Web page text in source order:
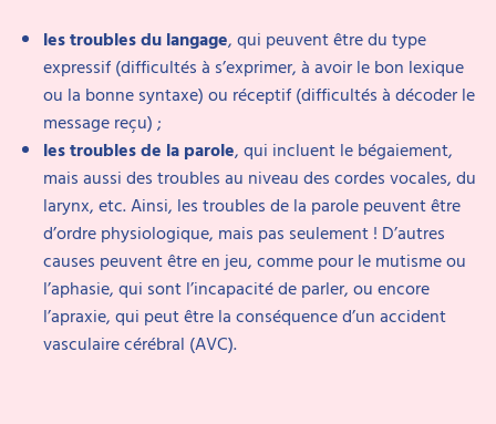
les troubles du langage, qui peuvent être du type
expressif (difficultés à s’exprimer, à avoir le bon lexique
ou la bonne syntaxe) ou réceptif (difficultés à décoder le
message reçu) ;
les troubles de la parole, qui incluent le bégaiement,
mais aussi des troubles au niveau des cordes vocales, du
larynx, etc. Ainsi, les troubles de la parole peuvent être
d’ordre physiologique, mais pas seulement ! D’autres
causes peuvent être en jeu, comme pour le mutisme ou
l’aphasie, qui sont l’incapacité de parler, ou encore
l’apraxie, qui peut être la conséquence d’un accident
vasculaire cérébral (AVC).